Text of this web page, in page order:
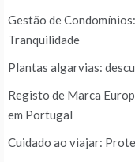
Gestão de
Tranquilidade
Plantas algarvias:
Registo de Marca
em Portugal
Cuidado ao viajar: